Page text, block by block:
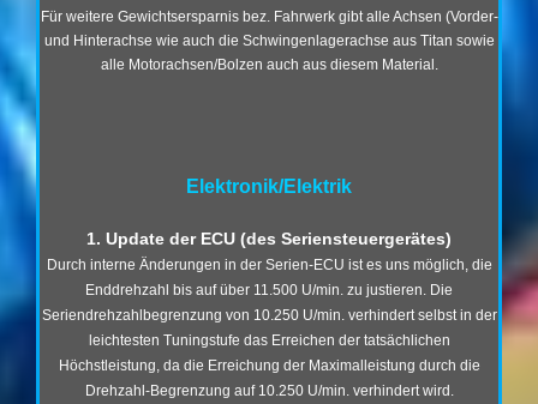
Für weitere Gewichtsersparnis bez. Fahrwerk gibt alle Achsen (Vorder-
und Hinterachse wie auch die Schwingenlagerachse aus Titan sowie
alle Motorachsen/Bolzen auch aus diesem Material.
Elektronik/Elektrik
1. Update der ECU (des Seriensteuergerätes)
Durch interne Änderungen in der Serien-ECU ist es uns möglich, die
Enddrehzahl bis auf über 11.500 U/min. zu justieren. Die
Seriendrehzahlbegrenzung von 10.250 U/min. verhindert selbst in der
leichtesten Tuningstufe das Erreichen der tatsächlichen
Höchstleistung, da die Erreichung der Maximalleistung durch die
Drehzahl-Begrenzung auf 10.250 U/min. verhindert wird.